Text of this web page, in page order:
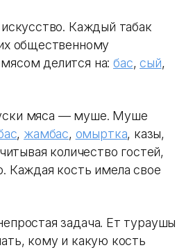
Каждый табак
общественному
делится на:бас,сый,
мяса — муше. Муше
, жамбас, омыртка, казы,
количество гостей,
Каждая кость имела свое
задача. Ет тураушы
кому и какую кость